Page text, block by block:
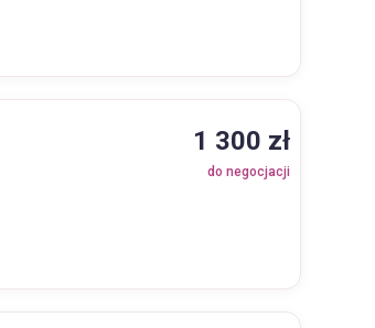
1 300 zł
do negocjacji